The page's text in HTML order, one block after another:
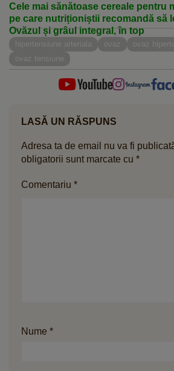
Cele mai sănătoase cereale pentru
pe care nutriționiștii recomandă să
Ovăzul și grâul integral, în top
hipertensiune arteriala ovaz
ovaz
ovaz tensiune
LASĂ UN RĂSPUNS
Adresa ta de email nu va fi
obligatorii sunt marcate cu *
Comentariu *
Nume *